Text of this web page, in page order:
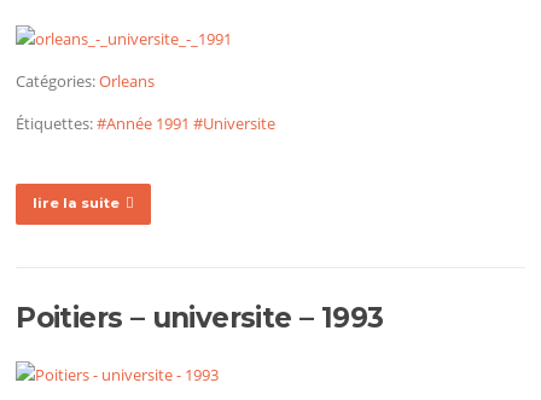
Catégories:Orleans
Étiquettes:#Année 1991 #Universite
lire la suite
Poitiers – universite – 1993